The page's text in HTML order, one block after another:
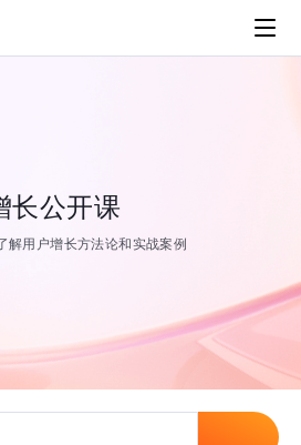
长公开课
解用户增长方法论和实战案例